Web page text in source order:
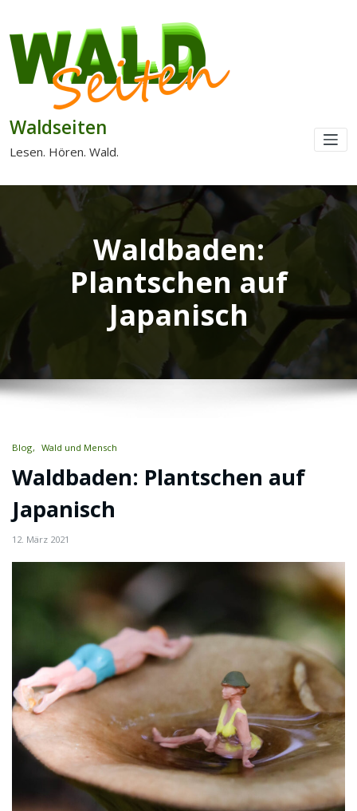
Waldseiten
Lesen. Hören. Wald.
Waldbaden:
Plantschen auf
Japanisch
Blog Wald und Mensch
Waldbaden: Plantschen auf
Japanisch
12. März 2021